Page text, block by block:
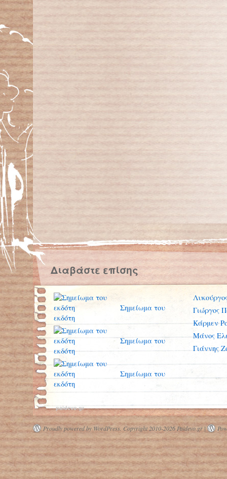
Διαβάστε επίσης
Σημείωμα του
εκδότη
Σημείωμα του
εκδότη
Σημείωμα του
εκδότη
Γιώργος
Κάρμεν
Μάνος
Γιάννης
paidevo.gr
Proudly powered by WordPress. Copyright 2010-2026 Paidevo.gr |